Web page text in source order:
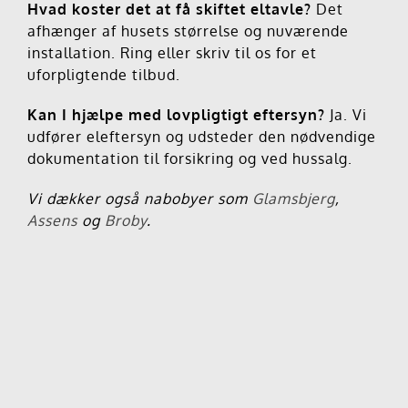
Hvad koster det at få skiftet eltavle? Det
afhænger af husets størrelse og nuværende
installation. Ring eller skriv til os for et
uforpligtende tilbud.
Kan I hjælpe med lovpligtigt eftersyn? Ja. Vi
udfører eleftersyn og udsteder den nødvendige
dokumentation til forsikring og ved hussalg.
Vi dækker også nabobyer som Glamsbjerg,
Assensog Broby.